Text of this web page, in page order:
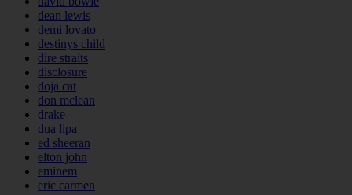
dean lewis
demi lovato
destinys child
dire straits
disclosure
doja cat
don mclean
drake
dua lipa
ed sheeran
elton john
eminem
eric carmen